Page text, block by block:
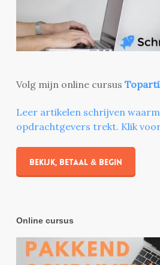
Volg mijn online cursus
Leer artikelen schrijven
opdrachtgevers trekt. Klik
Bekijk, betaal & begin
Online cursus